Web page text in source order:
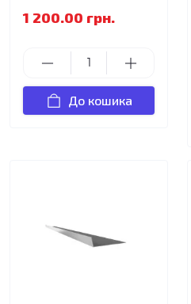
1 200.00 грн.
До кошика